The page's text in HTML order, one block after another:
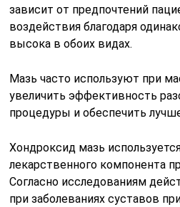
зависит от предпочтений
воздействия благодаря
высока в обоих видах.
Мазь часто используют при
увеличить эффективность
процедуры и обеспечить
Хондроксид мазь
лекарственного компонента
Согласно исследованиям
при заболеваниях суставов